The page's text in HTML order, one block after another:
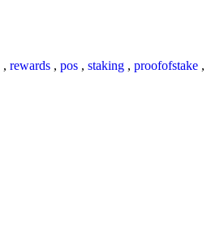
, rewards , pos , staking , proofofstake ,